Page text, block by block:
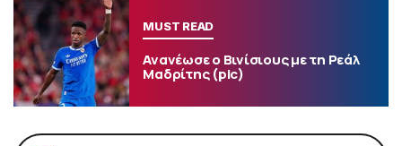
MUST READ
Ανανέωσε ο Βινίσιους με τη Ρεάλ
Μαδρίτης (pic)